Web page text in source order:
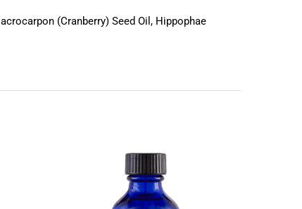
(Cranberry) Seed Oil, Hippophae